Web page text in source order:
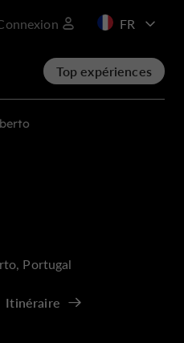
EN
Top expériences
Portugal
Itinéraire